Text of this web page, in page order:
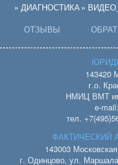
» ДИАГНОСТИКА
ОТЗЫВЫ
»
143420
г.о.
НМИЦ ВМТ
e-mail:
тел.
ФАКТИЧЕСКИЙ
143003
г. Одинцово, ул.